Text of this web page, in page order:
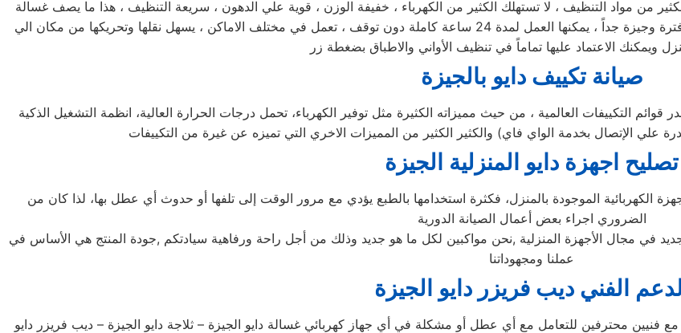
من مواد التنظيف ، لا تستهلك الكثير من الكهرباء ، خفيفة الوزن ، قوية علي الدهون ، سريعة التنظيف ، هذا ما يصف غسالة
اطباق دايو الجيزة في كلمات قليلة ! ، يمكنها غسل كافة الاطباق خلال فترة وجيزة جداً ، يمكنها العمل لمدة 24 ساعة كاملة دون توقف ، تعمل في مختلف الاماكن ، يسهل نقلها وتحريكها من مكان الي
صيانة تكييف دايو بالجيزة
التكييفات العالمية ، من حيث مميزاته الكثيرة مثل توفير الكهرباء، تحمل درجات الحرارة العالية، انظمة التشغيل الذكية
تصليح اجهزة دايو المنزلية الجيزة
الكهربائية الموجودة بالمنزل، فكثرة استخدامها بالطبع يؤدي مع مرور الوقت إلى تلفها أو حدوث أي عطل بها، لذا كان من
الضروري اجراء بعض أعمال الصيانة الدورية
في مجال الأجهزة المنزلية ,نحن مواكبين لكل ما هو جديد وذلك من أجل راحة ورفاهية سيادتكم ,جودة المنتج هي الأساس في
عملنا ومجهوداتنا
الدعم الفني ديب فريزر دايو الجيزة
فنيين محترفين للتعامل مع أي عطل أو مشكلة في أي جهاز كهربائي غسالة دايو الجيزة – ثلاجة دايو الجيزة – ديب فريزر دايو